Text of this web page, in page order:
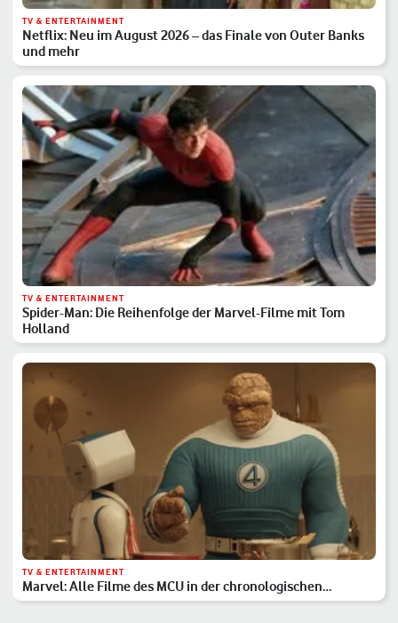
TV & ENTERTAINMENT
Netflix: Neu im August 2026 – das Finale von Outer Banks
und mehr
TV & ENTERTAINMENT
Spider-Man: Die Reihenfolge der Marvel-Filme mit Tom
Holland
TV & ENTERTAINMENT
Marvel: Alle Filme des MCU in der chronologischen
Reihenfolge